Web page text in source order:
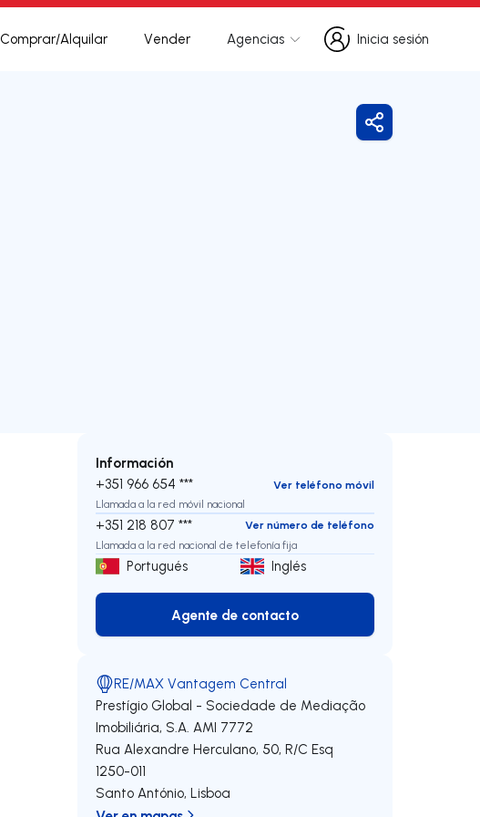
Comprar/Alquilar Vender Agencias
Inicia sesión
Inicia sesión
Compartir
Información
+351 966 654 ***
Ver teléfono móvil
Llamada a la red móvil nacional
+351 218 807 ***
Ver número de teléfono
Llamada a la red nacional de telefonía fija
Portugués Inglés
Agente de contacto
Agente de contacto
RE/MAX Vantagem Central
Prestígio Global - Sociedade de Mediação
Imobiliária, S.A. AMI 7772
Rua Alexandre Herculano, 50, R/C Esq
1250-011
Santo António,Lisboa